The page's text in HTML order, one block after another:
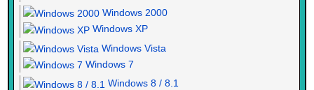
Windows 2000
Windows XP
Windows Vista
Windows 7
Windows 8 / 8.1